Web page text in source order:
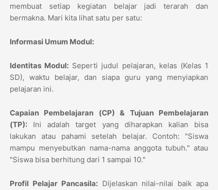
membuat setiap kegiatan belajar jadi terarah dan
bermakna. Mari kita lihat satu per satu:
Informasi Umum Modul:
Identitas Modul: Seperti judul pelajaran, kelas (Kelas 1
SD), waktu belajar, dan siapa guru yang menyiapkan
pelajaran ini.
Capaian Pembelajaran (CP) & Tujuan Pembelajaran
(TP): Ini adalah target yang diharapkan kalian bisa
lakukan atau pahami setelah belajar. Contoh: "Siswa
mampu menyebutkan nama-nama anggota tubuh." atau
"Siswa bisa berhitung dari 1 sampai 10."
Profil Pelajar Pancasila:Dijelaskan nilai-nilai baik apa